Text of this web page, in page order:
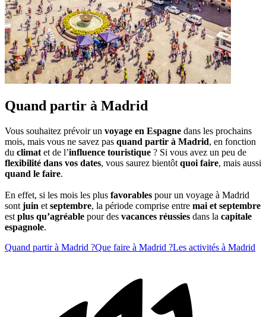
Quand partir à Madrid
Vous souhaitez prévoir un voyage en Espagne dans les prochains
mois, mais vous ne savez pas quand partir à Madrid, en fonction
du climat et de l’influence touristique ? Si vous avez un peu de
flexibilité dans vos dates, vous saurez bientôt quoi faire, mais aussi
quand le faire.
En effet, si les mois les plus favorables pour un voyage à Madrid
sont juin et septembre, la période comprise entre mai et septembre
est plus qu’agréable pour des vacances réussies dans la capitale
espagnole.
Quand partir à Madrid ?Que faire à Madrid ?Les activités à Madrid